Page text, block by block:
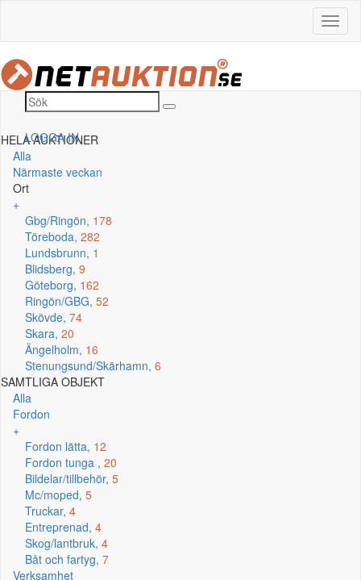
LOGGA IN
HELA AUKTIONER
Alla
Närmaste veckan
Ort
+
Gbg/Ringön, 178
Töreboda, 282
Lundsbrunn, 1
Blidsberg, 9
Göteborg, 162
Ringön/GBG, 52
Skövde, 74
Skara, 20
Ängelholm, 16
Stenungsund/Skärhamn, 6
SAMTLIGA OBJEKT
Alla
Fordon
+
Fordon lätta, 12
Fordon tunga , 20
Bildelar/tillbehör, 5
Mc/moped, 5
Truckar, 4
Entreprenad, 4
Skog/lantbruk, 4
Båt och fartyg, 7
Verksamhet